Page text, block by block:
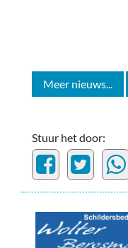
Meer nieuws...
Stuur het door: